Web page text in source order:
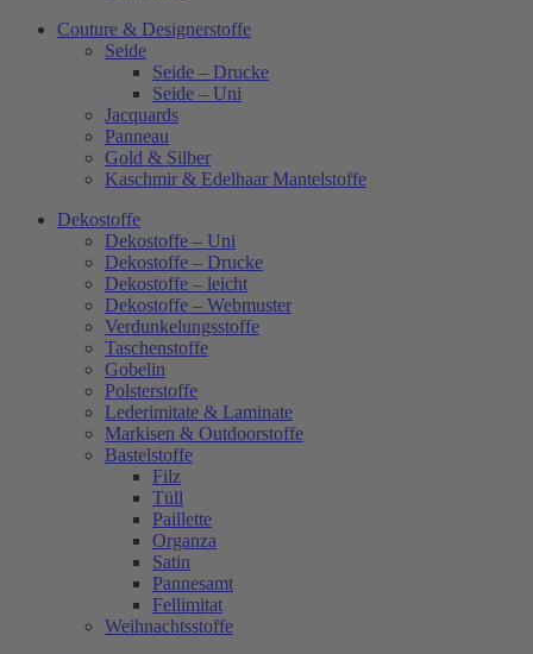
Couture & Designerstoffe
Seide
Seide – Drucke
Seide – Uni
Jacquards
Panneau
Gold & Silber
Kaschmir & Edelhaar Mantelstoffe
Dekostoffe
Dekostoffe – Uni
Dekostoffe – Drucke
Dekostoffe – leicht
Dekostoffe – Webmuster
Verdunkelungsstoffe
Taschenstoffe
Gobelin
Polsterstoffe
Lederimitate & Laminate
Markisen & Outdoorstoffe
Bastelstoffe
Filz
Tüll
Paillette
Organza
Satin
Pannesamt
Fellimitat
Weihnachtsstoffe